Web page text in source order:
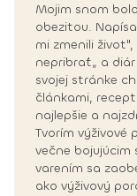
Mojim snom
obezitou.
mi zmenili
nepribrať„ a
svojej stránke
článkami,
najlepšie a
Tvorím
večne bojujúcim
varením sa
ako výživový